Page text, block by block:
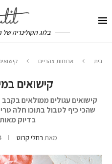
בלוג הקולינריה
בית ארוחות צהריים
קישואים
קישואים עגולים ממולאים
שהכי כיף לטבול בתוכו חלה
בדיוק
מאת רחלי קרוט 24